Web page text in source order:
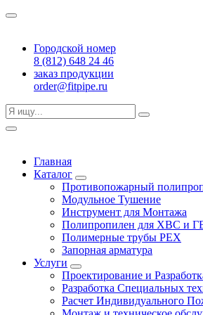
Городской номер
8 (812) 648 24 46
заказ продукции
order@fitpipe.ru
Главная
Каталог
Противопожарный
Модульное Тушение
Инструмент для Монтажа
Полипропилен для ХВС и
Полимерные трубы PEX
Запорная арматура
Услуги
Проектирование и
Разработка Специальных
Расчет Индивидуального